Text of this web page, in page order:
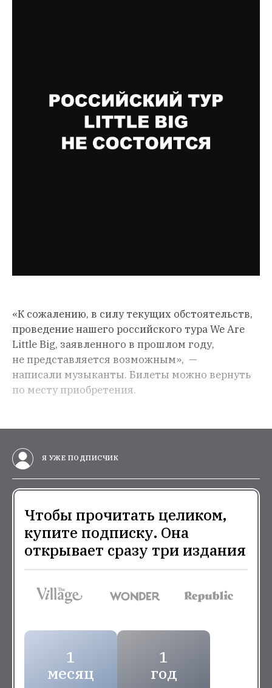
«К сожалению, в силу текущих обстоятельств,
проведение нашего российского тура We Are
Little Big, заявленного в прошлом году,
не представляется возможным», —
написали музыканты. Билеты можно вернуть
по месту приобретения.
Я УЖЕ ПОДПИСЧИК
Чтобы прочитать целиком,
купите подписку. Она
открывает сразу три издания
1
месяц
1
год